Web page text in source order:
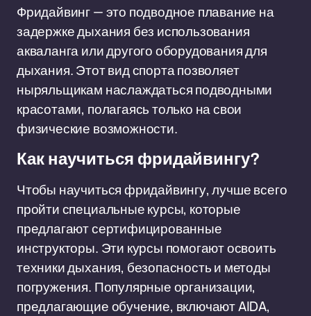
Фридайвинг — это подводное плавание на
задержке дыхания без использования
акваланга или другого оборудования для
дыхания. Этот вид спорта позволяет
ныряльщикам наслаждаться подводными
красотами, полагаясь только на свои
физические возможности.
Как научиться фридайвингу?
Чтобы научиться фридайвингу, лучше всего
пройти специальные курсы, которые
предлагают сертифицированные
инструкторы. Эти курсы помогают освоить
техники дыхания, безопасность и методы
погружения. Популярные организации,
предлагающие обучение, включают AIDA,